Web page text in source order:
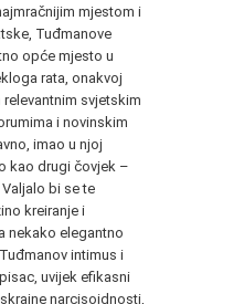
mjestom i
Tuđmanove
opće mjesto u
rata, onakvoj
relevantnim svjetskim
i novinskim
imao u njoj
kao drugi čovjek –
bi se te
kreiranje i
nekako elegantno
intimus i
uvijek efikasni
narcisoidnosti,